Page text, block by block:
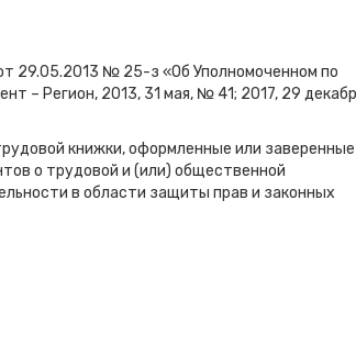
29.05.2013 № 25-з «Об Уполномоченном по
– Регион, 2013, 31 мая, № 41; 2017, 29
книжки, оформленные или
о трудовой и (или) общественной
в области защиты прав и законных